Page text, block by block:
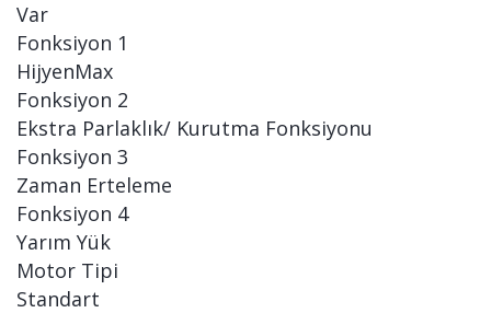
Var
Fonksiyon 1
HijyenMax
Fonksiyon 2
Ekstra Parlaklık/ Kurutma Fonksiyonu
Fonksiyon 3
Zaman Erteleme
Fonksiyon 4
Yarım Yük
Motor Tipi
Standart